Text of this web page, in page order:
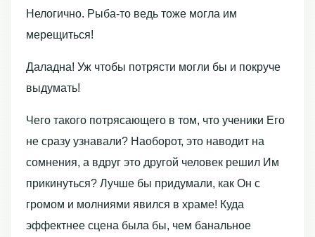
Нелогично. Рыба-то ведь тоже могла им
мерещиться!
Даладна! Уж чтобы потрясти могли бы и покруче
выдумать!
Чего такого потрясающего в том, что ученики Его
не сразу узнавали? Наоборот, это наводит на
сомнения, а вдруг это другой человек решил Им
прикинуться? Лучше бы придумали, как Он с
громом и молниями явился в храме! Куда
эффектнее сцена была бы, чем банальное